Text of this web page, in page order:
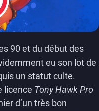
90 et du début des
eu son lot de
un statut culte.
licence Tony Hawk Pro
d’un très bon